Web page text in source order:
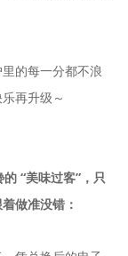
的每一分都不浪
再升级～
“美味过客”，只
做准没错：